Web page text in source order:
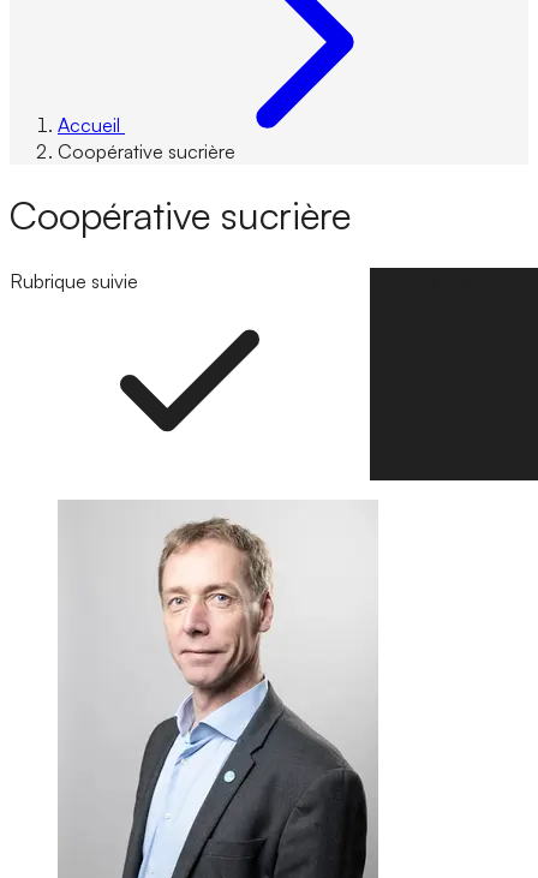
Accueil
Coopérative sucrière
Coopérative sucrière
Rubrique suivie